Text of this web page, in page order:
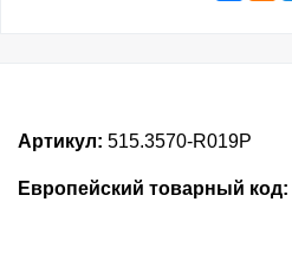
Артикул: 515.3570-R019P
Европейский товарный код: